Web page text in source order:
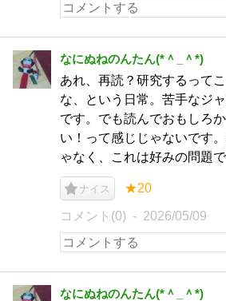
なにぬねのんたん(*＾_＾*)
あれ、再読？研究するって
な、という日常。苦手なジ
です。でも読んでおもしろ
い！って感じじゃないです
ゃなく、これは好みの問題で
ナイス ★20
コメント(0) 2026/05/09
なにぬねのんたん(*＾_＾*)